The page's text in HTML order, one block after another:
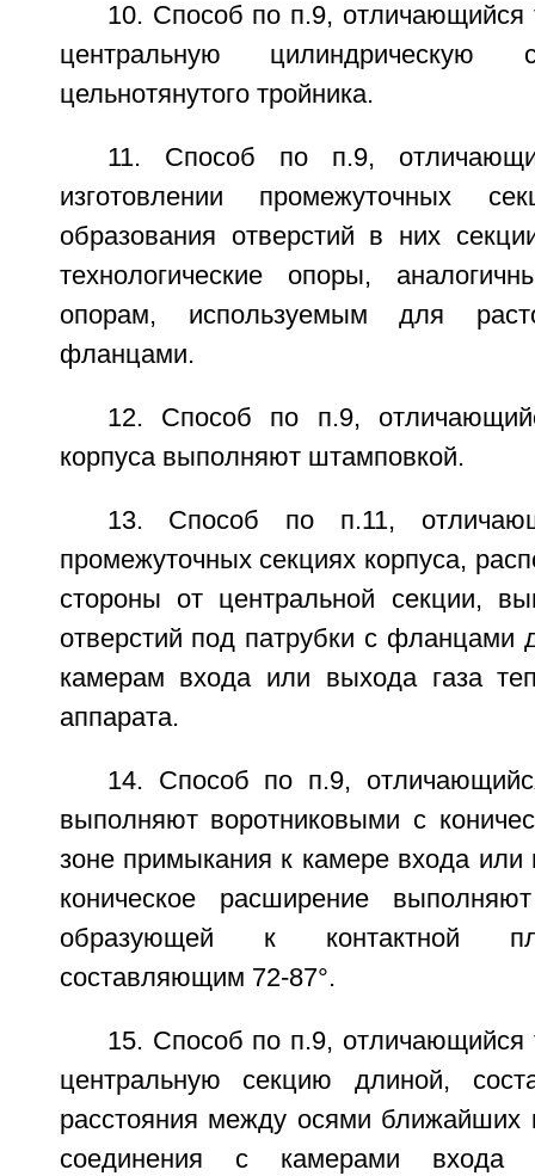
10. Способ по п.9, отличающийся
центральную
цельнотянутого тройника.
11. Способ по п.9,
изготовлении промежуточных
образования отверстий в них
технологические опоры,
опорам, используемым для
фланцами.
12. Способ по п.9,
корпуса выполняют штамповкой.
13. Способ по п.11,
промежуточных секциях корпуса,
стороны от центральной секции,
отверстий под патрубки с фланцами
камерам входа или выхода газа
аппарата.
14. Способ по п.9,
выполняют воротниковыми с
зоне примыкания к камере входа или
коническое расширение
образующей к контактной
составляющим 72-87°.
15. Способ по п.9, отличающийся
центральную секцию длиной,
расстояния между осями ближайших
соединения с камерами входа